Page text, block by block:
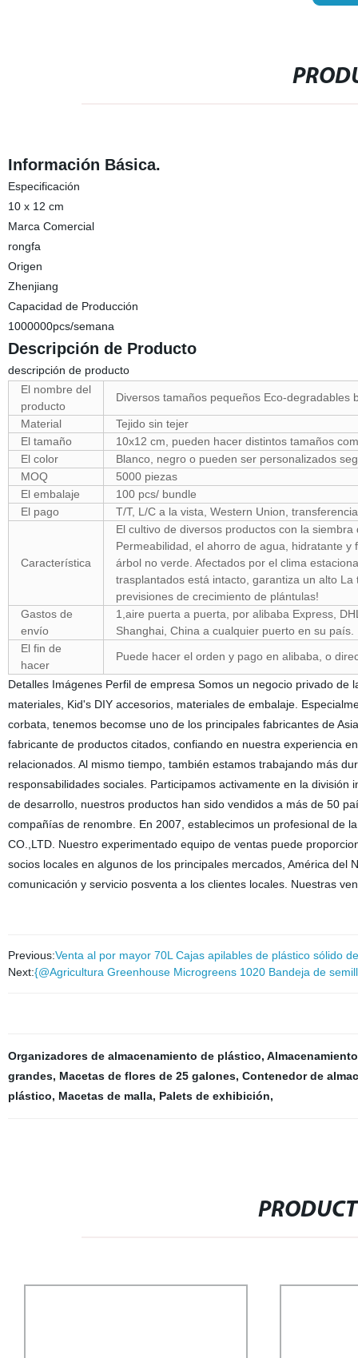
Información Básica.
Especificación
10 x 12 cm
Marca Comercial
rongfa
Origen
Zhenjiang
Capacidad de Producción
1000000pcs/semana
Descripción de Producto
descripción de producto
El nombre del
producto
Diversos tamaños pequeños Eco-
Material
Tejido sin tejer
El tamaño
10x12 cm, pueden hacer distintos tamaños
El color
Blanco, negro o pueden ser personalizados
MOQ
5000 piezas
El embalaje
100 pcs/ bundle
El pago
T/T, L/C a la vista, Western Union,
Característica
El cultivo de diversos productos con la
Permeabilidad, el ahorro de agua, hidratante
árbol no verde. Afectados por el clima
trasplantados está intacto, garantiza un alto
previsiones de crecimiento de plántulas!
Gastos de
envío
1,aire puerta a puerta, por alibaba Express,
Shanghai, China a cualquier puerto en su
El fin de
hacer
Puede hacer el orden y pago en alibaba, o
Detalles Imágenes Perfil de empresa Somos un negocio privado
materiales, Kid's DIY accesorios, materiales de embalaje.
corbata, tenemos becomse uno de los principales fabricantes de
fabricante de productos citados, confiando en nuestra experiencia
relacionados. Al mismo tiempo, también estamos trabajando más
responsabilidades sociales. Participamos activamente en la
de desarrollo, nuestros productos han sido vendidos a más de 50
compañías de renombre. En 2007, establecimos un profesional de
CO.,LTD. Nuestro experimentado equipo de ventas puede
socios locales en algunos de los principales mercados, América
comunicación y servicio posventa a los clientes locales. Nuestras
Previous:Venta al por mayor 70L Cajas apilables de plástico sólido
Next:{@Agricultura Greenhouse Microgreens 1020 Bandeja de
Organizadores de almacenamiento de plástico,
grandes, Macetas de flores de 25 galones, Contenedor de
plástico, Macetas de malla, Palets de exhibición,